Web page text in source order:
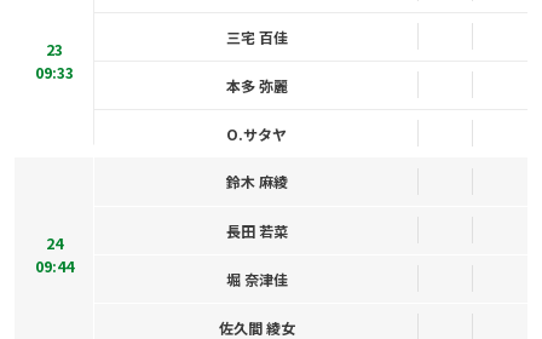
23
09:33
三宅 百佳
本多 弥麗
O.サタヤ
24
09:44
鈴木 麻綾
長田 若菜
堀 奈津佳
佐久間 綾女